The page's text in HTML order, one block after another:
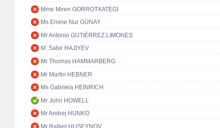
Mme Miren GORROTXATEGI
Ms Emine Nur GÜNAY
Mr Antonio GUTIÉRREZ LIMONES
M. Sabir HAJIYEV
Mr Thomas HAMMARBERG
Mr Martin HEBNER
Ms Gabriela HEINRICH
Mr John HOWELL
Mr Andrej HUNKO
Mr Rafael HUSEYNOV